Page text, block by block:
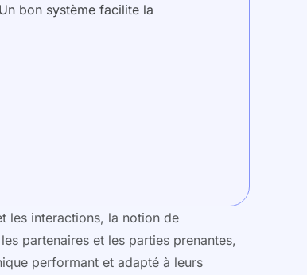
bon système facilite la
les interactions, la notion de
partenaires et les parties prenantes,
performant et adapté à leurs